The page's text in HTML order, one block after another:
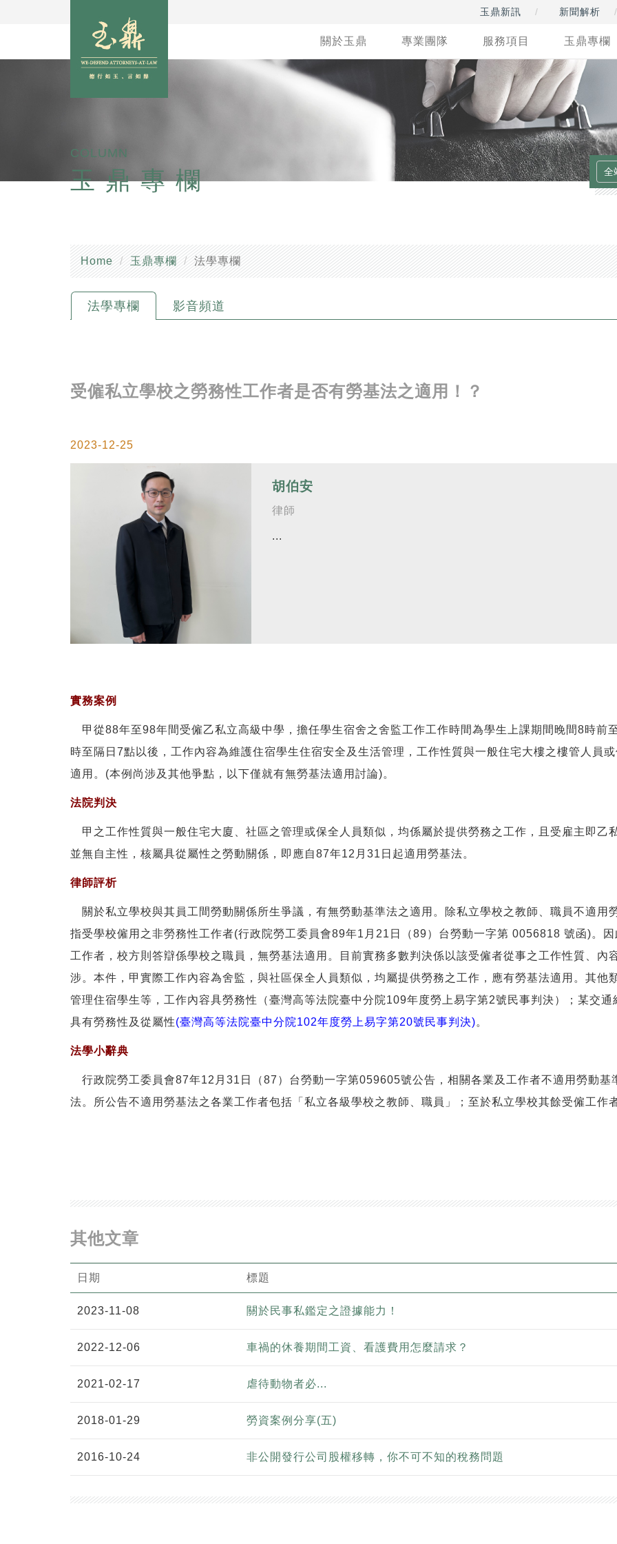
玉鼎新訊 新聞解析
關於玉鼎 專業團隊 服務項目 玉鼎專欄
COLUMN
玉鼎專欄
Home 玉鼎專欄 法學專欄
法學專欄 影音頻道
受僱私立學校之勞務性工作者是否有勞基法之適用！？
2023-12-25
胡伯安
律師
...
實務案例
甲從88年至98年間受僱乙私立高級中學，擔任學生宿舍之舍監工作工作時間為學生上課期間晚間8時前
時至隔日7點以後，工作內容為維護住宿學生住宿安全及生活管理，工作性質與一般住宅大樓之樓管人員
適用。(本例尚涉及其他爭點，以下僅就有無勞基法適用討論)。
法院判決
甲之工作性質與一般住宅大廈、社區之管理或保全人員類似，均係屬於提供勞務之工作，且受雇主即乙
並無自主性，核屬具從屬性之勞動關係，即應自87年12月31日起適用勞基法。
律師評析
關於私立學校與其員工間勞動關係所生爭議，有無勞動基準法之適用。除私立學校之教師、職員不適用
指受學校僱用之非勞務性工作者(行政院勞工委員會89年1月21日（89）台勞動一字第 0056818 號函)。
工作者，校方則答辯係學校之職員，無勞基法適用。目前實務多數判決係以該受僱者從事之工作性質、內
涉。本件，甲實際工作內容為舍監，與社區保全人員類似，均屬提供勞務之工作，應有勞基法適用。其他
管理住宿學生等，工作內容具勞務性（臺灣高等法院臺中分院109年度勞上易字第2號民事判決）；某交
具有勞務性及從屬性(臺灣高等法院臺中分院102年度勞上易字第20號民事判決)。
法學小辭典
行政院勞工委員會87年12月31日（87）台勞動一字第059605號公告，相關各業及工作者不適用勞動基
法。所公告不適用勞基法之各業工作者包括「私立各級學校之教師、職員」；至於私立學校其餘受僱工作
其他文章
日期 標題
2023-11-08 關於民事私鑑定之證據能力！
2022-12-06 車禍的休養期間工資、看護費用怎麼請求？
2021-02-17 虐待動物者必...
2018-01-29 勞資案例分享(五)
2016-10-24 非公開發行公司股權移轉，你不可不知的稅務問題